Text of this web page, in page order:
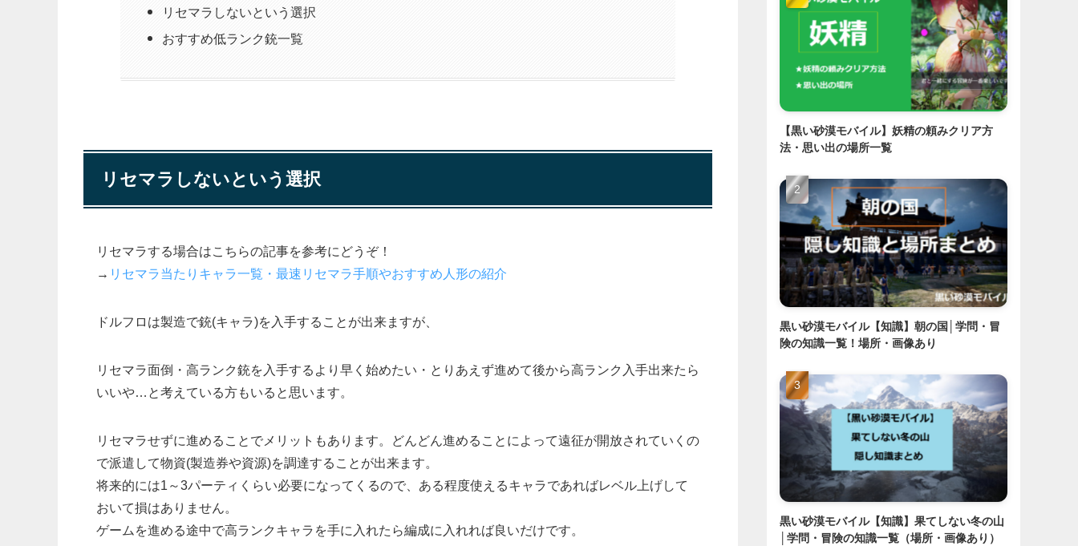
リセマラしないという選択
おすすめ低ランク銃一覧
リセマラしないという選択
リセマラする場合はこちらの記事を参考にどうぞ！
→ リセマラ当たりキャラ一覧・最速リセマラ手順やおすすめ人形の紹介
ドルフロは製造で銃(キャラ)を入手することが出来ますが、
リセマラ面倒・高ランク銃を入手するより早く始めたい・とりあえず進めて後から高ランク入手出来たら
いいや…と考えている方もいると思います。
リセマラせずに進めることでメリットもあります。どんどん進めることによって遠征が開放されていくの
で派遣して物資(製造券や資源)を調達することが出来ます。
将来的には1～3パーティくらい必要になってくるので、ある程度使えるキャラであればレベル上げして
おいて損はありません。
ゲームを進める途中で高ランクキャラを手に入れたら編成に入れれば良いだけです。
【黒い砂漠モバイル】妖精の頼みクリア方
法・思い出の場所一覧
黒い砂漠モバイル【知識】朝の国│学問・冒
険の知識一覧！場所・画像あり
黒い砂漠モバイル【知識】果てしない冬の山
│学問・冒険の知識一覧（場所・画像あり）